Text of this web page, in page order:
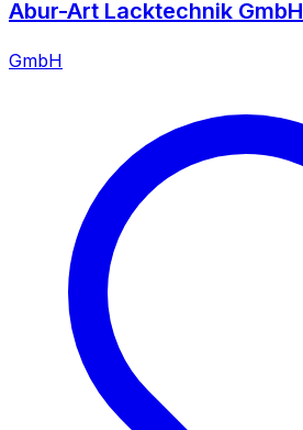
Abur-Art Lacktechnik GmbH
GmbH